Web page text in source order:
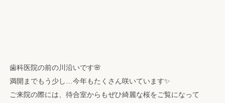
歯科医院の前の川沿いです🌸
満開までもう少し…今年もたくさん咲いています✨
ご来院の際には、待合室からもぜひ綺麗な桜をご覧になって